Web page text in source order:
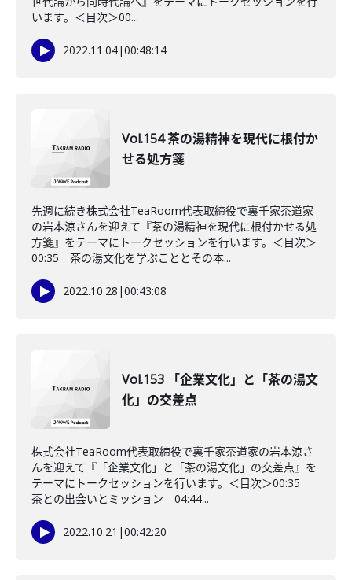
います。＜目次＞00...
2022.11.04|00:48:14
Vol.154 茶の湯精神を現代に根付か
せる処方箋
先週に続き株式会社TeaRoom代表取締役で裏千家茶道家
の岩本涼さんを迎えて『茶の湯精神を現代に根付かせる処
方箋』をテーマにトークセッションを行います。＜目次＞
00:35 茶の湯文化を学ぶこととその本...
2022.10.28 |00:43:08
Vol.153 「企業文化」と「茶の湯文
化」の交差点
株式会社TeaRoom代表取締役で裏千家茶道家の岩本涼さ
んを迎えて『「企業文化」と「茶の湯文化」の交差点』を
テーマにトークセッションを行います。＜目次＞00:35
茶との出会いとミッション 04:44...
2022.10.21 |00:42:20